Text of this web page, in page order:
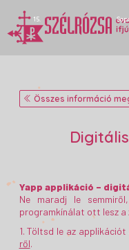
15.
Összes információ
Yapp applikáció –
Ne maradj le
programkínálat ott lesz a
1. Töltsd le az applikációt
ről.